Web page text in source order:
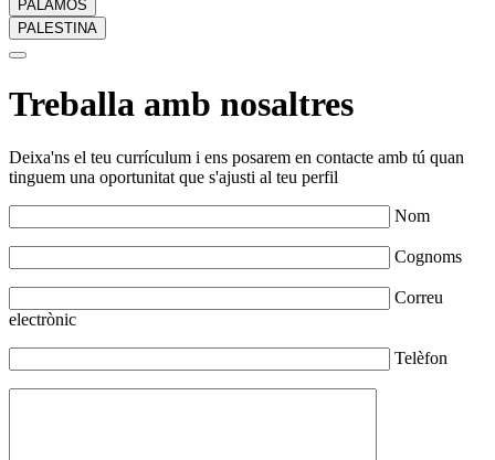
PALAMÓS
PALESTINA
Treballa amb nosaltres
Deixa'ns el teu currículum i ens posarem en contacte amb tú quan
tinguem una oportunitat que s'ajusti al teu perfil
Nom
Cognoms
Correu
electrònic
Telèfon